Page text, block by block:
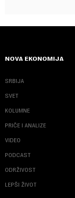
NOVA EKONOMIJA
SRBIJA
SVET
KOLUMNE
PRIČE I ANALIZE
VIDEO
PODCAST
ODRŽIVOST
LEPŠI ŽIVOT